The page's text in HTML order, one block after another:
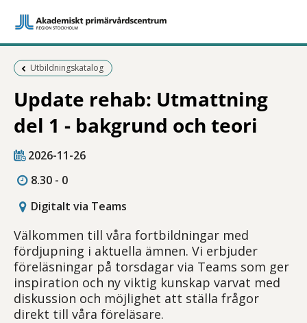
Föregående sida:
Utbildningskatalog
Update rehab: Utmattning
del 1 - bakgrund och teori
2026-11-26
8.30 - 0
Digitalt via Teams
Välkommen till våra fortbildningar med
fördjupning i aktuella ämnen. Vi erbjuder
föreläsningar på torsdagar via Teams som ger
inspiration och ny viktig kunskap varvat med
diskussion och möjlighet att ställa frågor
direkt till våra föreläsare.